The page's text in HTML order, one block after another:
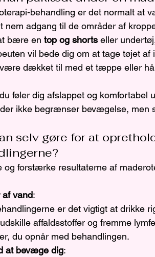
behandling er det normalt at
nem adgang til de områder af
bære en top og shorts eller
vil bede dig om at tage tøjet
dækket til med et tæppe eller
føler dig afslappet og komfortabel
ikke begrænser bevægelse, men
selv gøre for at
og forstærke resultaterne af
af vand:
er det vigtigt at drikke
affaldsstoffer og fremme
du opnår med behandlingen.
at bevæge dig: